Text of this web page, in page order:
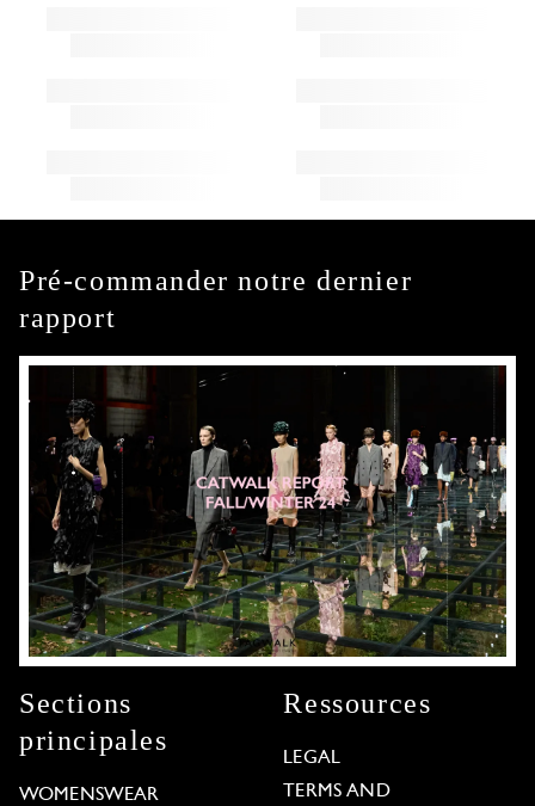
Pré-commander notre dernier
rapport
Sections
principales
WOMENSWEAR
Ressources
LEGAL
TERMS AND